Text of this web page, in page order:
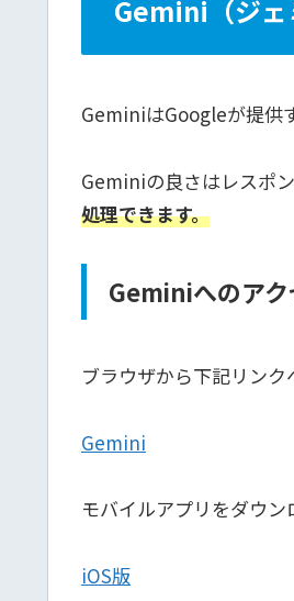
Gemini（ジ
GeminiはGoogleが提供
Geminiの良さはレスポ
処理できます。
Geminiへのア
ブラウザから下記リンク
Gemini
モバイルアプリをダウン
iOS版